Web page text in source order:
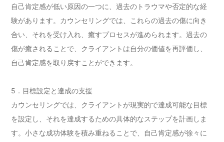
自己肯定感が低い原因の一つに、過去のトラウマや否定的な経
験があります。カウンセリングでは、これらの過去の傷に向き
合い、それを受け入れ、癒すプロセスが進められます。過去の
傷が癒されることで、クライアントは自分の価値を再評価し、
自己肯定感を取り戻すことができます。
5．目標設定と達成の支援
カウンセリングでは、クライアントが現実的で達成可能な目標
を設定し、それを達成するための具体的なステップを計画しま
す。小さな成功体験を積み重ねることで、自己肯定感が徐々に